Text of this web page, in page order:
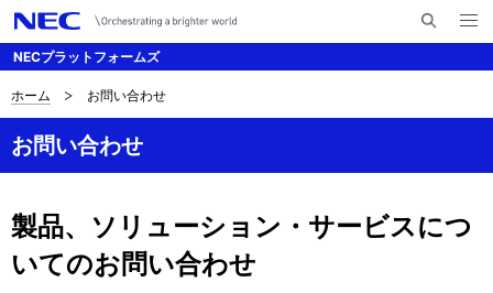
NECプラットフォームズ
メ
ニ
ナ
ビ
ゲ
ー
シ
ョ
サ
イ
内
の
ホーム お問い合わせ
お問い合わせ
製品、ソリューション・サービスにつ
いてのお問い合わせ